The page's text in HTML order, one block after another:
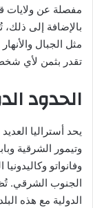
مفصلة عن ولايات
بالإضافة إلى ذلك،
مثل الجبال
تقدر بثمن لأي
الحدود
يحد أستراليا
وتيمور الشرقية
وفانواتو
الجنوب الشرقي.
الدولية مع هذه